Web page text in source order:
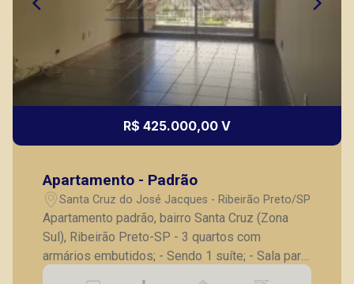
R$ 425.000,00 V
Apartamento - Padrão
Santa Cruz do José Jacques - Ribeirão Preto/SP
Apartamento padrão, bairro Santa Cruz (Zona
Sul), Ribeirão Preto-SP - 3 quartos com
armários embutidos; - Sendo 1 suíte; - Sala para
2 ambientes; - Sacada; - Cozinha planejada; -